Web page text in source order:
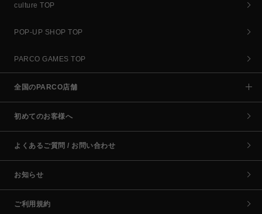
culture TOP
POP-UP SHOP TOP
PARCO GAMES TOP
全国のPARCO店舗
初めてのお客様へ
よくあるご質問 / お問い合わせ
お知らせ
ご利用規約